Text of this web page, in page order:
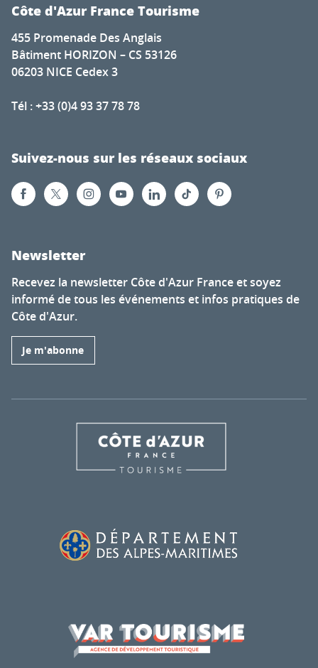
Côte d'Azur France Tourisme
455 Promenade Des Anglais
Bâtiment HORIZON – CS 53126
06203 NICE Cedex 3
Tél : +33 (0)4 93 37 78 78
Suivez-nous sur les réseaux sociaux
Newsletter
Recevez la newsletter Côte d'Azur France et soyez
informé de tous les événements et infos pratiques de
Côte d'Azur.
Je m'abonne